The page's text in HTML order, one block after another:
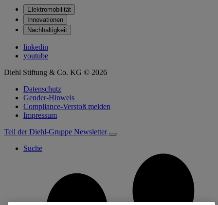
Elektromobilität
Innovationen
Nachhaltigkeit
linkedin
youtube
Diehl Stiftung & Co. KG © 2026
Datenschutz
Gender-Hinweis
Compliance-Verstoß melden
Impressum
Teil der Diehl-Gruppe Newsletter
Suche